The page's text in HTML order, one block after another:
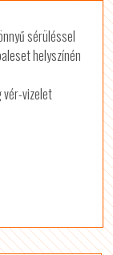
sérüléssel
helyszínén
vér-vizelet